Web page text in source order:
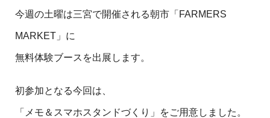
今週の土曜は三宮で開催される朝市「FARMERS
MARKET」に
無料体験ブースを出展します。
初参加となる今回は、
「メモ＆スマホスタンドづくり」をご用意しました。